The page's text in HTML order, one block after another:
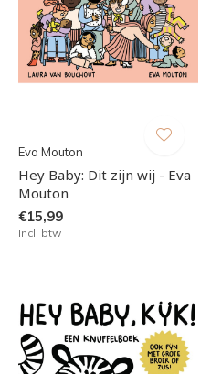
Eva Mouton
Hey Baby: Dit zijn wij - Eva
Mouton
€15,99
Incl. btw